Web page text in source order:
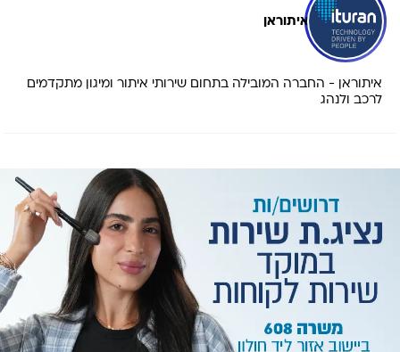
איתוראן
איתוראן - החברה המובילה בתחום שירותי איתור ומיגון מתקדמים
לרכב ולנהג